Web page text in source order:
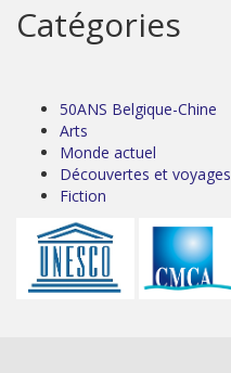
Catégories
50ANS Belgique-Chine
Arts
Monde actuel
Découvertes et voyages
Fiction